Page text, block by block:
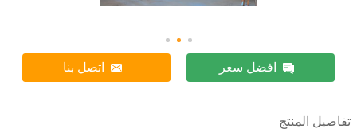
افضل سعر اتصل بنا
تفاصيل المنتج